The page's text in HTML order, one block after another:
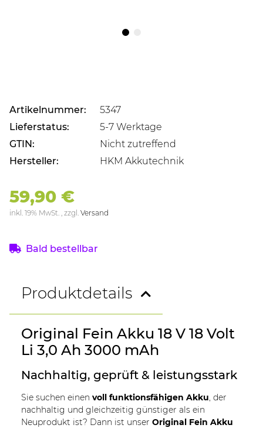
Artikelnummer:
5347
Lieferstatus:
5-7 Werktage
GTIN:
Nicht zutreffend
Hersteller:
HKM Akkutechnik
59,90 €
inkl. 19% MwSt. , zzgl. Versand
Bald bestellbar
Produktdetails
Original Fein Akku 18 V 18 Volt
Li 3,0 Ah 3000 mAh
Nachhaltig, geprüft & leistungsstark
Sie suchen einen voll funktionsfähigen Akku , der
nachhaltig und gleichzeitig günstiger als ein
Neuprodukt ist? Dann ist unser Original Fein Akku